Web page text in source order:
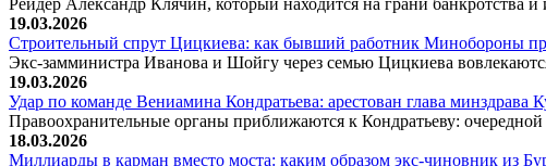
19.03.2026
Строительный спрут Цицкиева: как бывший работник Минобороны
Экс-замминистра Иванова и Шойгу через семью Цицкиева
19.03.2026
Удар по команде Вениамина Кондратьева: арестован глава
Правоохранительные органы приближаются к Кондратьеву:
18.03.2026
Миллиарды в карман вместо моста: каким образом экс-чиновник из